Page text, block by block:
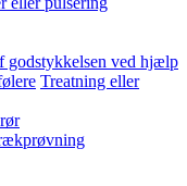
godstykkelsen ved hjælp
Treatning eller